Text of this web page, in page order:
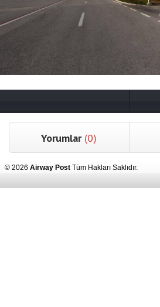
Yorumlar (0)
© 2026 Airway Post Tüm Hakları Saklıdır.